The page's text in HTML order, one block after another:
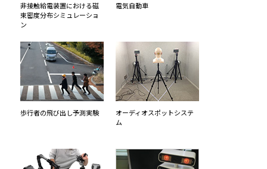
非接触給電装置における磁
束密度分布シミュレーショ
ン
電気自動車
歩行者の飛び出し予測実験
オーディオスポットシステ
ム